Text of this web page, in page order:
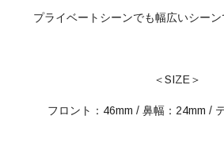
プライベートシーンでも幅広いシーン
＜SIZE＞
フロント：46mm / 鼻幅：24mm /